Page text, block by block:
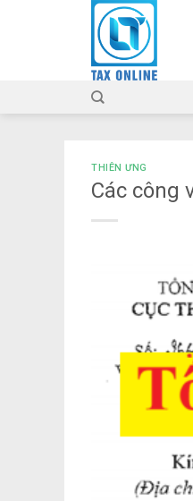
THIÊN ƯNG
Các công